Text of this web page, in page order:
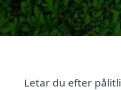
Letar du efter